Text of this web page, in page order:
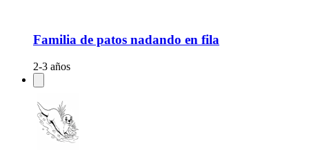
Familia de patos nadando en fila
2-3 años